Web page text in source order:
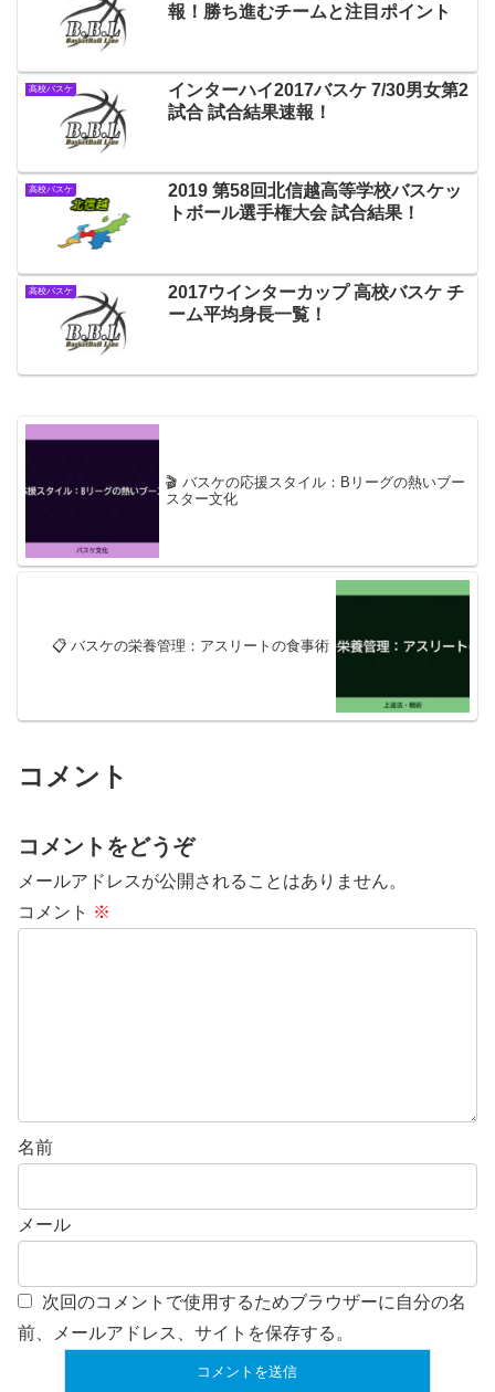
報！勝ち進むチームと注目ポイント
高校バスケ
インターハイ2017バスケ 7/30男女第2
試合 試合結果速報！
高校バスケ
2019 第58回北信越高等学校バスケッ
トボール選手権大会 試合結果！
高校バスケ
2017ウインターカップ 高校バスケ チ
ーム平均身長一覧！
🎬 バスケの応援スタイル：Bリーグの熱いブー
スター文化
📋 バスケの栄養管理：アスリートの食事術
コメント
コメントをどうぞ
メールアドレスが公開されることはありません。
コメント ※
名前
メール
次回のコメントで使用するためブラウザーに自分の名
前、メールアドレス、サイトを保存する。